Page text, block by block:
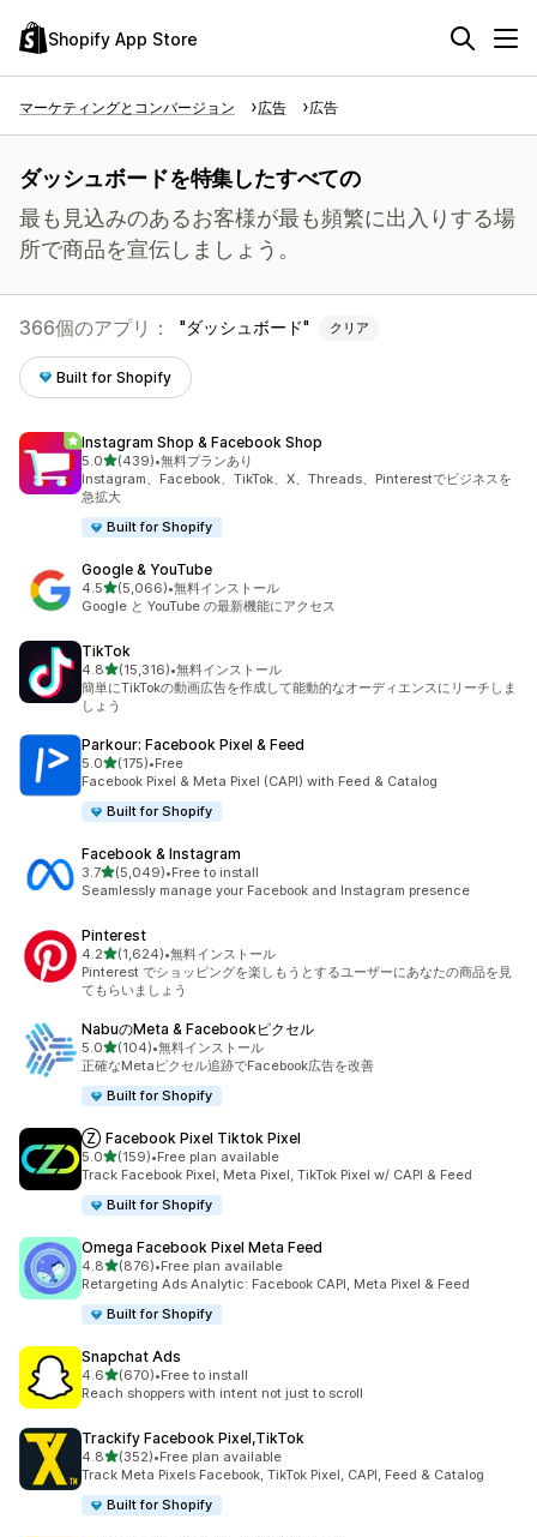
Shopify App Store
マーケティングとコンバージョン 広告 広告
ダッシュボードを特集したすべての
最も見込みのあるお客様が最も頻繁に出入りする場
所で商品を宣伝しましょう。
366個のアプリ： ダッシュボード クリア
Built for Shopify
Instagram Shop & Facebook Shop
5.05つ星中
(439)
合計レビュー数：439件
•無料プランあり
Instagram、Facebook、TikTok、X、Threads、Pinterestでビジネスを
急拡大
Built for Shopify
Google & YouTube
4.55つ星中
(5,066)
合計レビュー数：5066件
•無料インストール
Google と YouTube の最新機能にアクセス
TikTok
4.85つ星中
(15,316)
合計レビュー数：15316件
•無料インストール
簡単にTikTokの動画広告を作成して能動的なオーディエンスにリーチしま
しょう
Parkour: Facebook Pixel & Feed
5.05つ星中
(175)
合計レビュー数：175件
•Free
Facebook Pixel & Meta Pixel (CAPI) with Feed & Catalog
Built for Shopify
Facebook & Instagram
3.75つ星中
(5,049)
合計レビュー数：5049件
•Free to install
Seamlessly manage your Facebook and Instagram presence
Pinterest
4.25つ星中
(1,624)
合計レビュー数：1624件
•無料インストール
Pinterest でショッピングを楽しもうとするユーザーにあなたの商品を見
てもらいましょう
NabuのMeta & Facebookピクセル
5.05つ星中
(104)
合計レビュー数：104件
•無料インストール
正確なMetaピクセル追跡でFacebook広告を改善
Built for Shopify
Ⓩ Facebook Pixel Tiktok Pixel
5.05つ星中
(159)
合計レビュー数：159件
•Free plan available
Track Facebook Pixel, Meta Pixel, TikTok Pixel w/ CAPI & Feed
Built for Shopify
Omega Facebook Pixel Meta Feed
4.85つ星中
(876)
合計レビュー数：876件
•Free plan available
Retargeting Ads Analytic: Facebook CAPI, Meta Pixel & Feed
Built for Shopify
Snapchat Ads
4.65つ星中
(670)
合計レビュー数：670件
•Free to install
Reach shoppers with intent not just to scroll
Trackify Facebook Pixel,TikTok
4.85つ星中
(352)
合計レビュー数：352件
•Free plan available
Track Meta Pixels Facebook, TikTok Pixel, CAPI, Feed & Catalog
Built for Shopify